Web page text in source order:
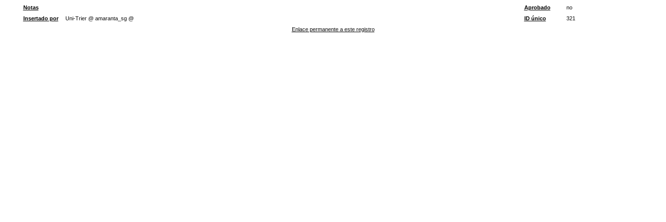
Notas
Aprobado
no
Insertado por
Uni-Trier @ amaranta_sg @ ID único
321
Enlace permanente a este registro